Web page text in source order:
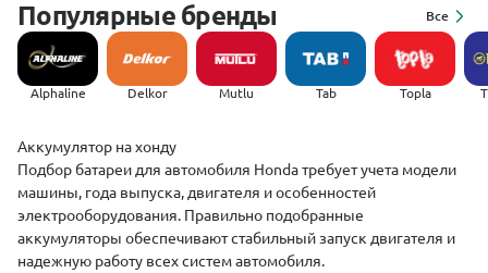
Популярные бренды Все
Alphaline Delkor Mutlu Tab Topla
Аккумулятор на хонду
Подбор батареи для автомобиля Honda требует учета модели
машины, года выпуска, двигателя и особенностей
электрооборудования. Правильно подобранные
аккумуляторы обеспечивают стабильный запуск двигателя и
надежную работу всех систем автомобиля.